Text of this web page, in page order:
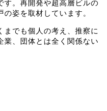
す。再開発や超高層ビルの
姿を取材しています。
までも個人の考え、推察に
業、団体とは全く関係ない